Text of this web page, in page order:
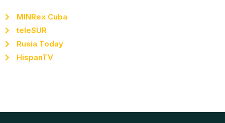
MINRex Cuba
teleSUR
Rusia Today
HispanTV